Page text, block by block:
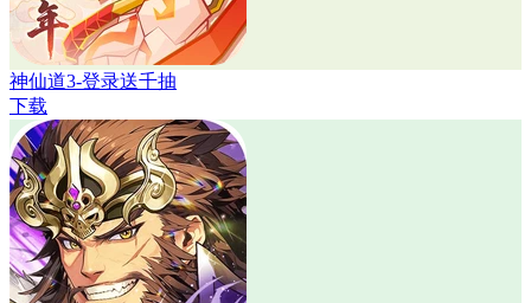
神仙道3-登录送千抽
下载